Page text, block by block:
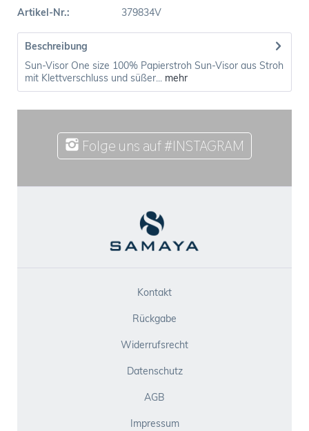
Artikel-Nr.: 379834V
Beschreibung
Sun-Visor One size 100% Papierstroh Sun-Visor aus Stroh
mit Klettverschluss und süßer... mehr
Folge uns auf #INSTAGRAM
Kontakt
Rückgabe
Widerrufsrecht
Datenschutz
AGB
Impressum